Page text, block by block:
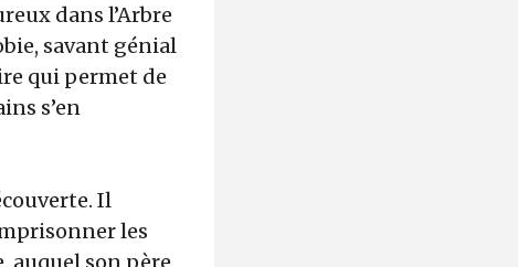
dans l’Arbre
savant génial
qui permet de
s’en
Il
les